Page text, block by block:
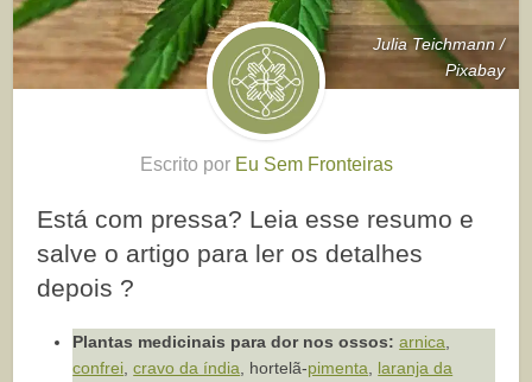
Julia Teichmann /
Pixabay
Escrito por Eu Sem Fronteiras
Está com pressa? Leia esse resumo e
salve o artigo para ler os detalhes
depois ?
Plantas medicinais para dor nos ossos: arnica
confrei ,cravo da índia , hortelã-pimenta
laranja da